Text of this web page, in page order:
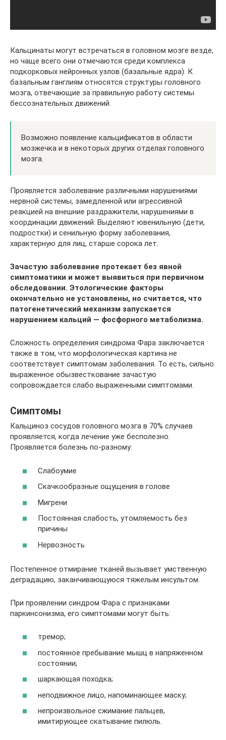
Кальцинаты могут встречаться в головном мозге везде,
но чаще всего они отмечаются среди комплекса
подкорковых нейронных узлов (базальные ядра). К
базальным ганглиям относятся структуры головного
мозга, отвечающие за правильную работу системы
бессознательных движений.
Возможно появление кальцификатов в области
мозжечка и в некоторых других отделах головного
мозга.
Проявляется заболевание различными нарушениями
нервной системы, замедленной или агрессивной
реакцией на внешние раздражители, нарушениями в
координации движений. Выделяют ювенильную (дети,
подростки) и сенильную форму заболевания,
характерную для лиц, старше сорока лет.
Зачастую заболевание протекает без явной
симптоматики и может выявиться при первичном
обследовании. Этологические факторы
окончательно не установлены, но считается, что
патогенетический механизм запускается
нарушением кальций — фосфорного метаболизма.
Сложность определения синдрома Фара заключается
также в том, что морфологическая картина не
соответствует симптомам заболевания. То есть, сильно
выраженное обызвесткование зачастую
сопровождается слабо выраженными симптомами.
Симптомы
Кальциноз сосудов головного мозга в 70% случаев
проявляется, когда лечение уже бесполезно.
Проявляется болезнь по-разному:
Слабоумие
Скачкообразные ощущения в голове
Мигрени
Постоянная слабость, утомляемость без
причины
Нервозность
Постепенное отмирание тканей вызывает умственную
деградацию, заканчивающуюся тяжелым инсультом.
При проявлении синдром Фара с признаками
паркинсонизма, его симптомами могут быть:
тремор;
постоянное пребывание мышц в напряженном
состоянии;
шаркающая походка;
неподвижное лицо, напоминающее маску;
непроизвольное сжимание пальцев,
имитирующее скатывание пилюль.